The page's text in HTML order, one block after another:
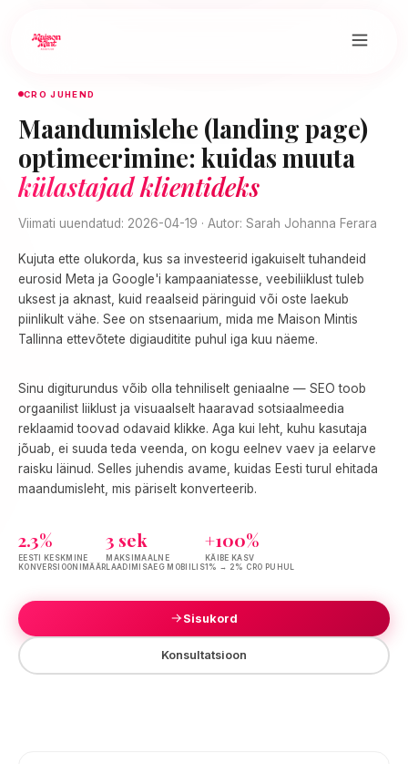
CRO JUHEND
Maandumislehe (landing page)
optimeerimine: kuidas muuta
külastajad klientideks
Viimati uuendatud: 2026-04-19 · Autor: Sarah Johanna Ferara
Kujuta ette olukorda, kus sa investeerid igakuiselt tuhandeid
eurosid Meta ja Google'i kampaaniatesse, veebiliiklust tuleb
uksest ja aknast, kuid reaalseid päringuid või oste laekub
piinlikult vähe. See on stsenaarium, mida me Maison Mintis
Tallinna ettevõtete digiauditite puhul iga kuu näeme.
Sinu digiturundus võib olla tehniliselt geniaalne — SEO toob
orgaanilist liiklust ja visuaalselt haaravad sotsiaalmeedia
reklaamid toovad odavaid klikke. Aga kui leht, kuhu kasutaja
jõuab, ei suuda teda veenda, on kogu eelnev vaev ja eelarve
raisku läinud. Selles juhendis avame, kuidas Eesti turul ehitada
maandumisleht, mis päriselt konverteerib.
2.3%
EESTI KESKMINE
KONVERSIOONIMÄÄR
3 sek
MAKSIMAALNE
LAADIMISAEG MOBIILIS
+100%
KÄIBE KASV
1% → 2% CRO PUHUL
Sisukord
Konsultatsioon